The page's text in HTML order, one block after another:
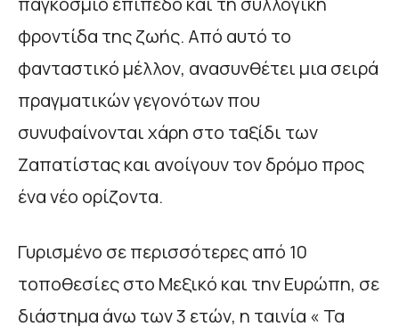
φροντίδα της ζωής. Από αυτό το
φανταστικό μέλλον, ανασυνθέτει μια σειρά
πραγματικών γεγονότων που
συνυφαίνονται χάρη στο ταξίδι των
Ζαπατίστας και ανοίγουν τον δρόμο προς
ένα νέο ορίζοντα.
Γυρισμένο σε περισσότερες από 10
τοποθεσίες στο Μεξικό και την Ευρώπη, σε
διάστημα άνω των 3 ετών, η ταινία « Τα